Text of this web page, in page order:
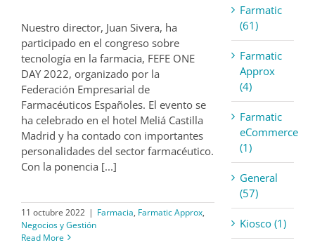
Contacto
Nuestro director, Juan Sivera, ha
participado en el congreso sobre
tecnología en la farmacia, FEFE ONE
DAY 2022, organizado por la
Federación Empresarial de
Farmacéuticos Españoles. El evento se
ha celebrado en el hotel Meliá Castilla
Madrid y ha contado con importantes
personalidades del sector farmacéutico.
Con la ponencia [...]
11 octubre 2022 | Farmacia, Farmatic Approx,
Negocios y Gestión
Read More
Farmatic
(61)
Farmatic
Approx
(4)
Farmatic
eCommerce
(1)
General
(57)
Kiosco (1)